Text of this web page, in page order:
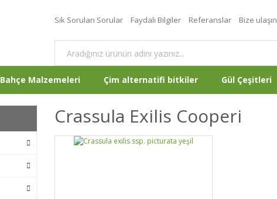
Sık Sorulan Sorular Faydalı Bilgiler Referanslar Bize ulaşın
Bahçe Malzemeleri Çim alternatifi bitkiler Gül Çeşitleri
Crassula Exilis Cooperi